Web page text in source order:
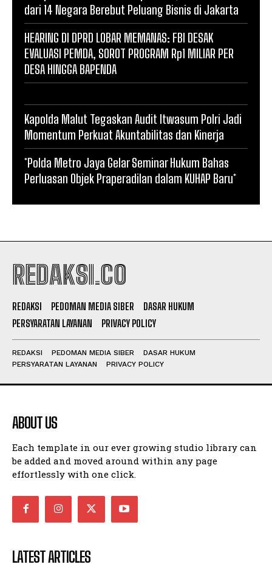
dari 14 Negara Berebut Peluang Bisnis di Jakarta
HEARING DI DPRD LOBAR MEMANAS: FBI DESAK
EVALUASI PEMDA, SOROT PROGRAM Rp1 MILIAR PER
DESA HINGGA BAPENDA
Kapolda Malut Tegaskan Audit Itwasum Polri Jadi
Momentum Perkuat Akuntabilitas dan Kinerja
*Polda Metro Jaya Gelar Seminar Hukum Bahas
Perluasan Objek Praperadilan dalam KUHAP Baru*
REDAKSI.CO
REDAKSI PEDOMAN MEDIA SIBER
DASAR HUKUM
PERSYARATAN LAYANAN
PRIVACY POLICY
REDAKSI PEDOMAN MEDIA SIBER
DASAR HUKUM
PERSYARATAN LAYANAN
PRIVACY POLICY
ABOUT US
Each template in our ever growing studio library can
be added and moved around within any page
effortlessly with one click.
LATEST ARTICLES